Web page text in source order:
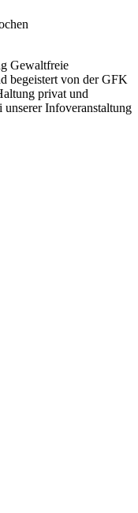
Gewaltfreie
begeistert von der GFK
privat und
Infoveranstaltung